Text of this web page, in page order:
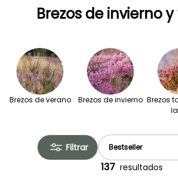
Brezos de invierno
Brezos de verano Brezos de invierno Brezos
Filtrar
137 resultados